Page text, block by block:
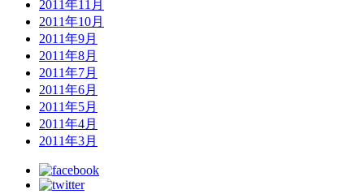
2011年11月
2011年10月
2011年9月
2011年8月
2011年7月
2011年6月
2011年5月
2011年4月
2011年3月